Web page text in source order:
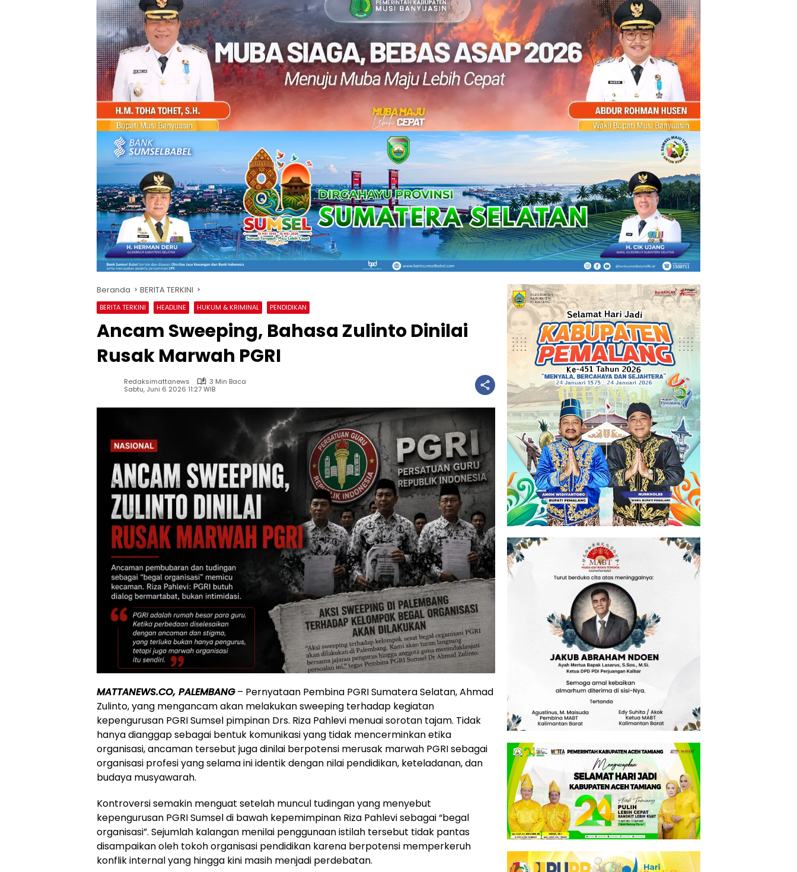
Beranda BERITA TERKINI
BERITA TERKINI HEADLINE HUKUM & KRIMINAL PENDIDIKAN
Ancam Sweeping, Bahasa Zulinto Dinilai
Rusak Marwah PGRI
Redaksimattanews
3 Min Baca
Sabtu, Juni 6 2026 11:27 WIB
MATTANEWS.CO, PALEMBANG– Pernyataan Pembina PGRI Sumatera Selatan, Ahmad
Zulinto, yang mengancam akan melakukan sweeping terhadap kegiatan
kepengurusan PGRI Sumsel pimpinan Drs. Riza Pahlevi menuai sorotan tajam. Tidak
hanya dianggap sebagai bentuk komunikasi yang tidak mencerminkan etika
organisasi, ancaman tersebut juga dinilai berpotensi merusak marwah PGRI sebagai
organisasi profesi yang selama ini identik dengan nilai pendidikan, keteladanan, dan
budaya musyawarah.
Kontroversi semakin menguat setelah muncul tudingan yang menyebut
kepengurusan PGRI Sumsel di bawah kepemimpinan Riza Pahlevi sebagai “begal
organisasi”. Sejumlah kalangan menilai penggunaan istilah tersebut tidak pantas
disampaikan oleh tokoh organisasi pendidikan karena berpotensi memperkeruh
konflik internal yang hingga kini masih menjadi perdebatan.